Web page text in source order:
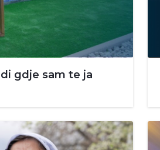
gdje sam te ja